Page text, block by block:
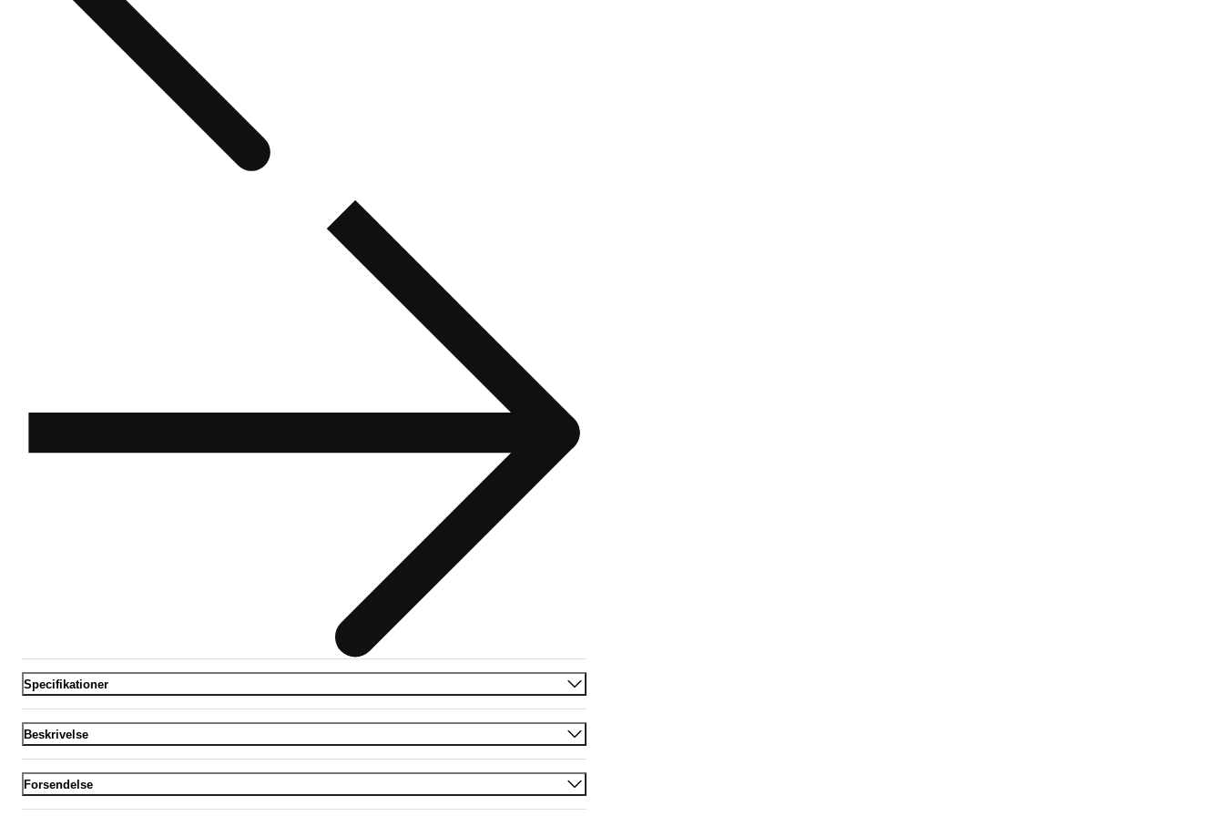
Specifikationer
Beskrivelse
Forsendelse